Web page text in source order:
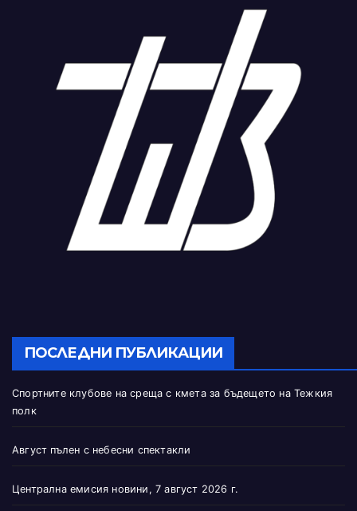
ПОСЛЕДНИ ПУБЛИКАЦИИ
Спортните клубове на среща с кмета за бъдещето на Тежкия
полк
Август пълен с небесни спектакли
Централна емисия новини, 7 август 2026 г.